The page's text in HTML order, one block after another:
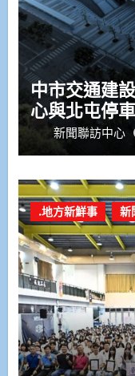
中市交通建
心與北屯停
新聞聯訪中心
.地方新鮮事 新